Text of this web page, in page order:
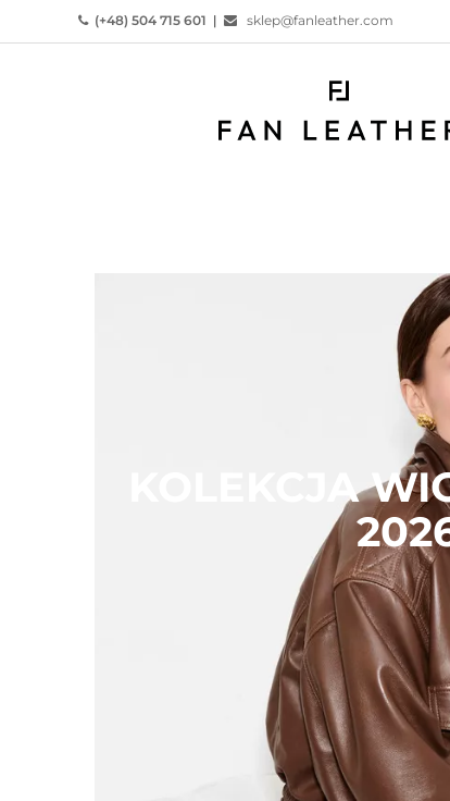
(+48) 504 715 601 | sklep@fanleather.com
KOLEKCJA